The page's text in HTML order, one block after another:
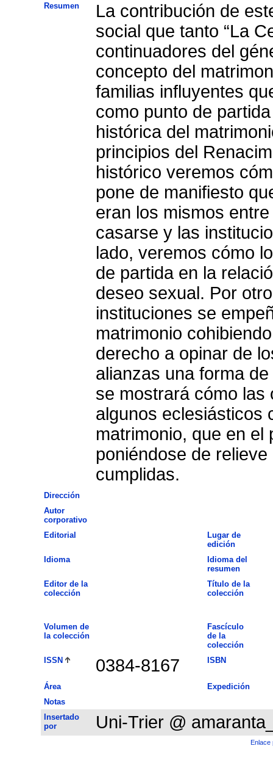
Resumen
La contribución de
social que tanto “La
continuadores del
concepto del
familias influyentes
como punto de
histórica del
principios del
histórico veremos
pone de manifiesto
eran los mismos
casarse y las
lado, veremos cómo
de partida en la
deseo sexual. Por
instituciones se
matrimonio
derecho a opinar de
alianzas una forma
se mostrará cómo las
algunos eclesiásticos
matrimonio, que en
poniéndose de
cumplidas.
Dirección
Autor
corporativo
Editorial
Lugar de
edición
Idioma
Idioma del
resumen
Editor de la
colección
Título de la
colección
Volumen de
la colección
Fascículo
de la
colección
ISSN
0384-8167 ISBN
Área
Expedición
Notas
Insertado
por
Uni-Trier @
Enlace